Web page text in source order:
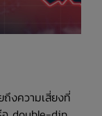
งความเสี่ยงที่